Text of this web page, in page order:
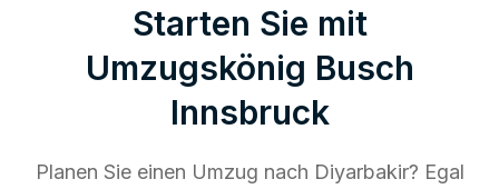
Starten Sie mit
Umzugskönig Busch
Innsbruck
Planen Sie einen Umzug nach Diyarbakir? Egal